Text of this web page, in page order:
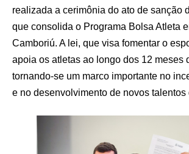
realizada a cerimônia do ato de sanção
que consolida o Programa Bolsa Atleta
Camboriú. A lei, que visa fomentar o
apoia os atletas ao longo dos 12 meses
tornando-se um marco importante no
e no desenvolvimento de novos talentos